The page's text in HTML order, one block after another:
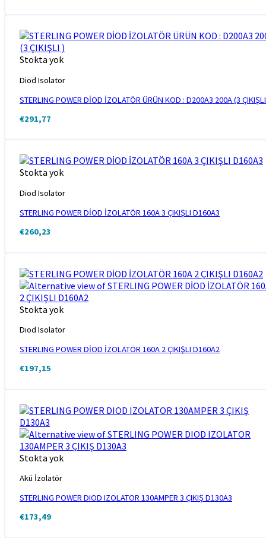
Stokta yok
Diod Isolator
STERLING POWER DİOD İZOLATÖR ÜRÜN KOD : D200A3 200A (3
€291,77
Stokta yok
Diod Isolator
STERLING POWER DİOD İZOLATÖR 160A 3 ÇIKIŞLI D160A3
€260,23
Stokta yok
Diod Isolator
STERLING POWER DİOD İZOLATÖR 160A 2 ÇIKIŞLI D160A2
€197,15
Stokta yok
Akü İzolatör
STERLING POWER DIOD IZOLATOR 130AMPER 3 ÇIKIŞ D130A3
€173,49